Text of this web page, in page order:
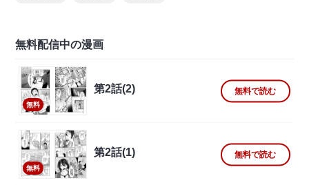
無料配信中の漫画
無料
第2話(2) 無料で読む
無料
第2話(1) 無料で読む